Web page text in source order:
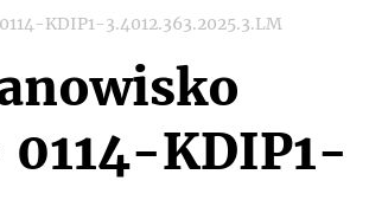
KDIP1-3.4012.363.2025.3.LM
KDIP1-